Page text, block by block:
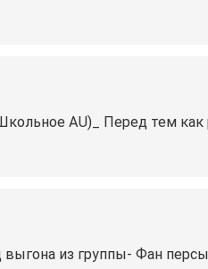
AU)_ Перед тем
из группы- Фан